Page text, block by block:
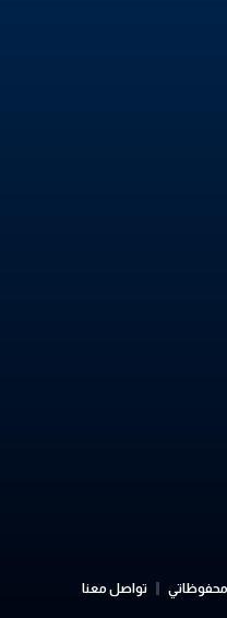
محفوظاتي
تواصل معنا